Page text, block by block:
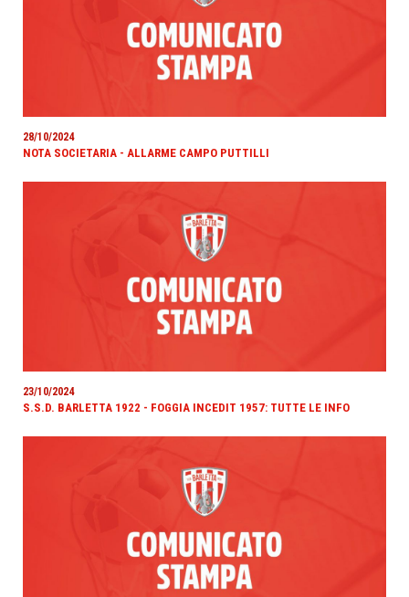
28/10/2024
NOTA SOCIETARIA - ALLARME CAMPO PUTTILLI
23/10/2024
S.S.D. BARLETTA 1922 - FOGGIA INCEDIT 1957: TUTTE LE INFO